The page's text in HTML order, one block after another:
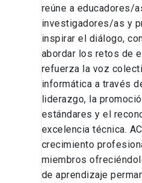
reúne a educadores/
investigadores/as y
inspirar el diálogo,
abordar los retos de
refuerza la voz
informática a través
liderazgo, la
estándares y el
excelencia técnica.
crecimiento
miembros
de aprendizaje